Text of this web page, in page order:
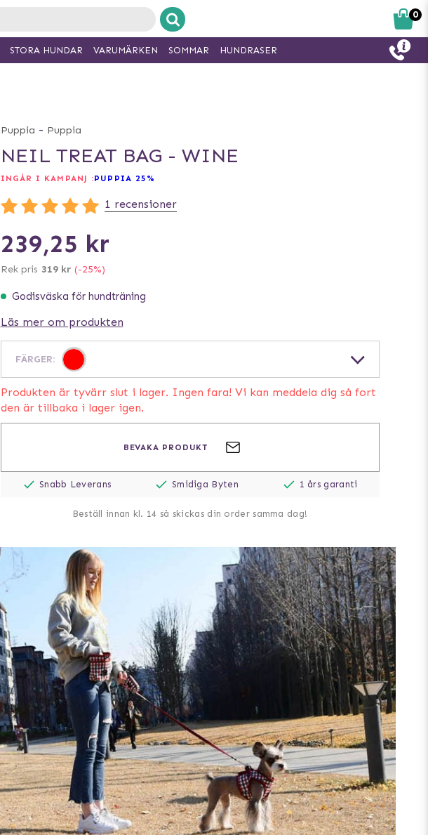
Puppia - Puppia
NEIL TREAT BAG - WINE
INGÅR I KAMPANJ :PUPPIA 25%
1 recensioner
239,25 kr
Rek pris 319 kr (-25%)
Godisväska för hundträning
Läs mer om produkten
FÄRGER:
Produkten är tyvärr slut i lager. Ingen fara! Vi kan meddela dig så fort
den är tillbaka i lager igen.
BEVAKA PRODUKT
Snabb Leverans Smidiga Byten 1 års garanti
Beställ innan kl. 14 så skickas din order samma dag!
0
STORA HUNDAR VARUMÄRKEN SOMMAR HUNDRASER